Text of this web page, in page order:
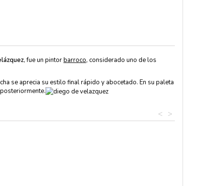
, fue un pintorbarroco, considerado uno de los
se aprecia su estilo final rápido y abocetado. En su paleta
>
<